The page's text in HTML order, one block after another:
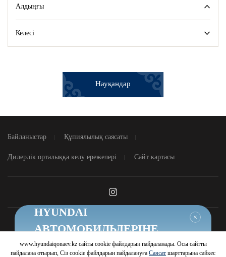
Алдыңғы
Келесі
Науқандар
Байланыстар Құпиялылық саясаты
Дилерлік орталыққа келу ережелері Сайт картасы
© 2026 Hyundai Motor Company
www.hyundaiqonaev.kz сайты cookie файлдарын пайдаланады. Осы сайтты
пайдалана отырып, Сіз cookie файлдарын пайдалануға Саясат шарттарына сәйкес
HYUNDAI
АВТОМОБИЛЬДЕРІНЕ
ТИІМДІ ШАРТТАР
Жабу